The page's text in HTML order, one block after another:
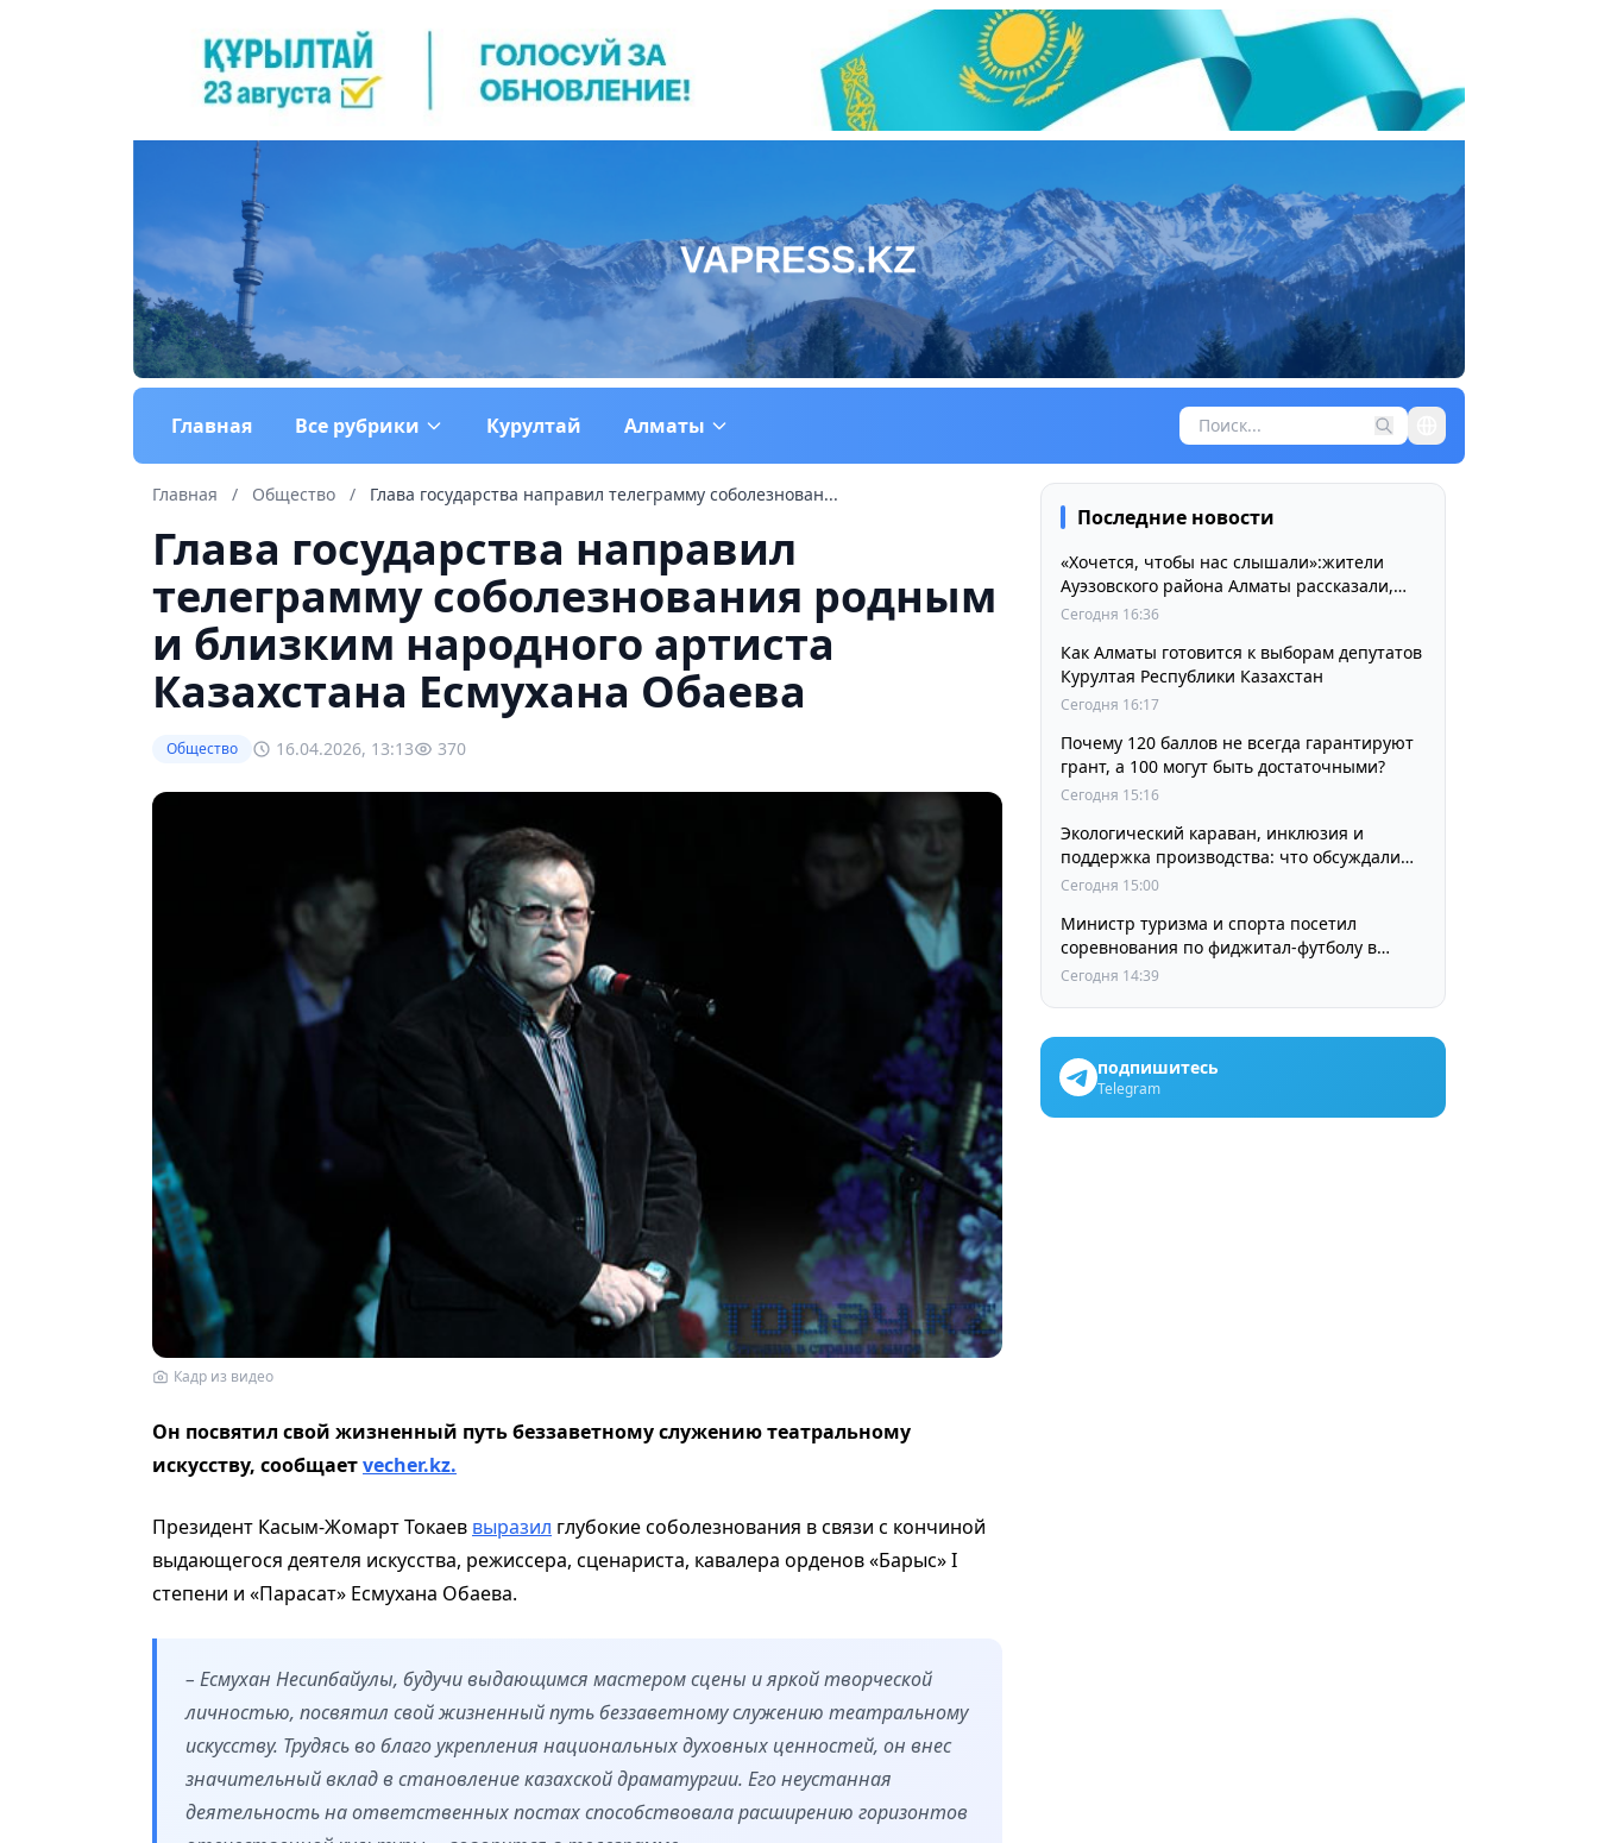
Главная Все рубрики Курултай Алматы
Главная / Общество / Глава государства направил телеграмму соболезнован...
Глава государства направил
телеграмму соболезнования родным
и близким народного артиста
Казахстана Есмухана Обаева
Общество 16.04.2026, 13:13 370
Кадр из видео
Он посвятил свой жизненный путь беззаветному служению театральному
искусству, сообщаетvecher.kz.
Президент Касым-Жомарт Токаев выразил глубокие соболезнования в связи с кончиной
выдающегося деятеля искусства, режиссера, сценариста, кавалера орденов «Барыс» І
степени и «Парасат» Есмухана Обаева.
– Есмухан Несипбайулы, будучи выдающимся мастером сцены и яркой творческой
личностью, посвятил свой жизненный путь беззаветному служению театральному
искусству. Трудясь во благо укрепления национальных духовных ценностей, он внес
значительный вклад в становление казахской драматургии. Его неустанная
деятельность на ответственных постах способствовала расширению горизонтов
Последние новости
«Хочется, чтобы нас слышали»:жители
Ауэзовского района Алматы рассказали,
чего ждут от выборов депутатов Курултая
Сегодня 16:36
Как Алматы готовится к выборам депутатов
Курултая Республики Казахстан
Сегодня 16:17
Почему 120 баллов не всегда гарантируют
грант, а 100 могут быть достаточными?
Сегодня 15:16
Экологический караван, инклюзия и
поддержка производства: что обсуждали
партии в регионах
Сегодня 15:00
Министр туризма и спорта посетил
соревнования по фиджитал-футболу в
рамках «Игр Будущего 2026»
Сегодня 14:39
подпишитесь
Telegram